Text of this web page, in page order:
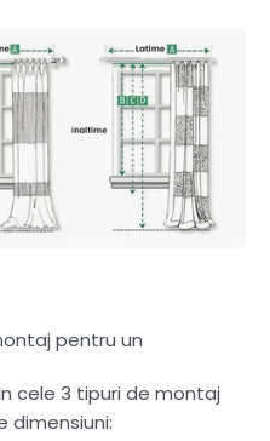
pentru un
cele 3 tipuri de montaj
dimensiuni: